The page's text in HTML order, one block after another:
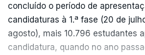
concluído o período de
candidaturas à 1.ª fase (20 de
agosto), mais 10.796 estudantes
candidatura, quando no ano